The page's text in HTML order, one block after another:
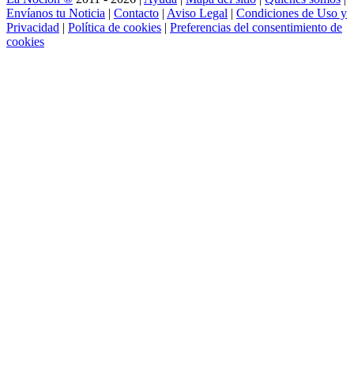
Envíanos tu Noticia | Contacto | Aviso Legal | Condiciones de Uso y
Privacidad | Política de cookies | Preferencias del consentimiento de
cookies